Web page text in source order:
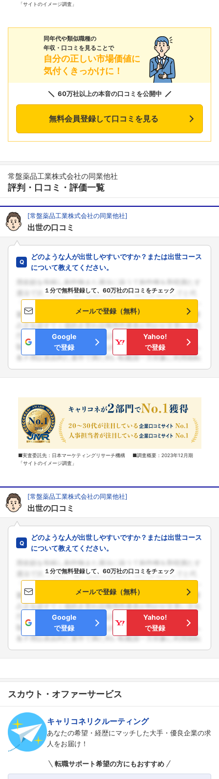
フォローしました
「サイトのイメージ調査」
同年代や類似職種の
年収・口コミを見ることで
自分の正しい市場価値に
気付くきっかけに！
60万社以上の本音の口コミを公開中
無料会員登録して口コミを見る
常盤薬品工業株式会社の同業他社
評判・口コミ・評価一覧
[常盤薬品工業株式会社の同業他社]
出世の口コミ
どのような人が出世しやすいですか？または出世コース
について教えてください。
１分で無料登録して、60万社の口コミをチェック
メールで登録（無料）
Google
で登録
Yahoo!
で登録
■実査委託先：日本マーケティングリサーチ機構 ■調査概要：2023年12月期
「サイトのイメージ調査」
[常盤薬品工業株式会社の同業他社]
出世の口コミ
どのような人が出世しやすいですか？または出世コース
について教えてください。
１分で無料登録して、60万社の口コミをチェック
メールで登録（無料）
Google
で登録
Yahoo!
で登録
スカウト・オファーサービス
キャリコネリクルーティング
あなたの希望・経歴にマッチした大手・優良企業の求
人をお届け！
転職サポート希望の方にもおすすめ